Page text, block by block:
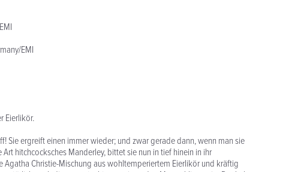
EMI
Eierlikör.
Sie ergreift einen immer wieder; und zwar gerade dann, wenn man sie
hitchcocksches Manderley, bittet sie nun in tief hinein in ihr
Agatha Christie-Mischung aus wohltemperiertem Eierlikör und kräftig